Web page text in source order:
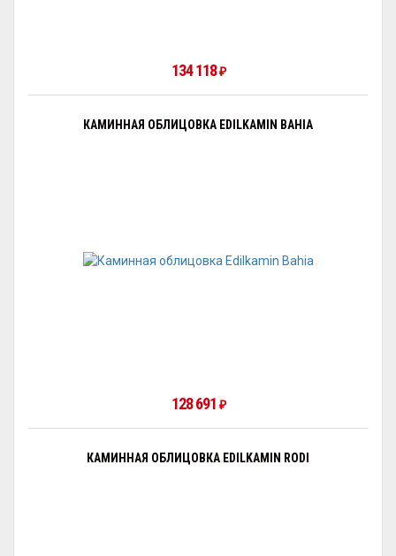
134 118₽
КАМИННАЯ ОБЛИЦОВКА EDILKAMIN BAHIA
128 691 ₽
КАМИННАЯ ОБЛИЦОВКА EDILKAMIN RODI